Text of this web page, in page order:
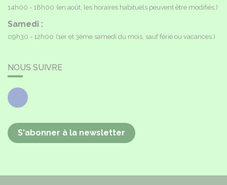
14h00 - 18h00 (en août, les horaires habituels peuvent être modifiés.)
Samedi :
09h30 - 12h00 (1er et 3ème samedi du mois, sauf férié ou vacances.)
NOUS SUIVRE
Facebook
S'abonner à la newsletter